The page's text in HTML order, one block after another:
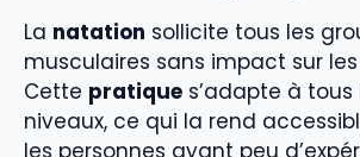
La natation sollicite tous les
musculaires sans impact sur
Cette pratique s’adapte à
niveaux, ce qui la rend
les personnes ayant peu